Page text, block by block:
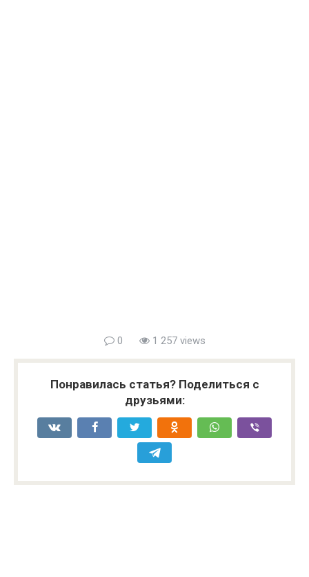
0 1 257 views
Понравилась статья? Поделиться с
друзьями: